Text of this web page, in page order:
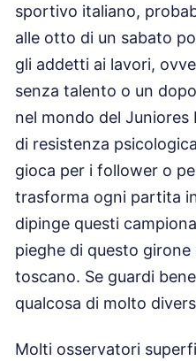
sportivo italiano,
alle otto di un sabato
gli addetti ai lavori,
senza talento o un
nel mondo del
di resistenza
gioca per i follower o
trasforma ogni partita
dipinge questi
pieghe di questo
toscano. Se guardi
qualcosa di molto
Molti osservatori